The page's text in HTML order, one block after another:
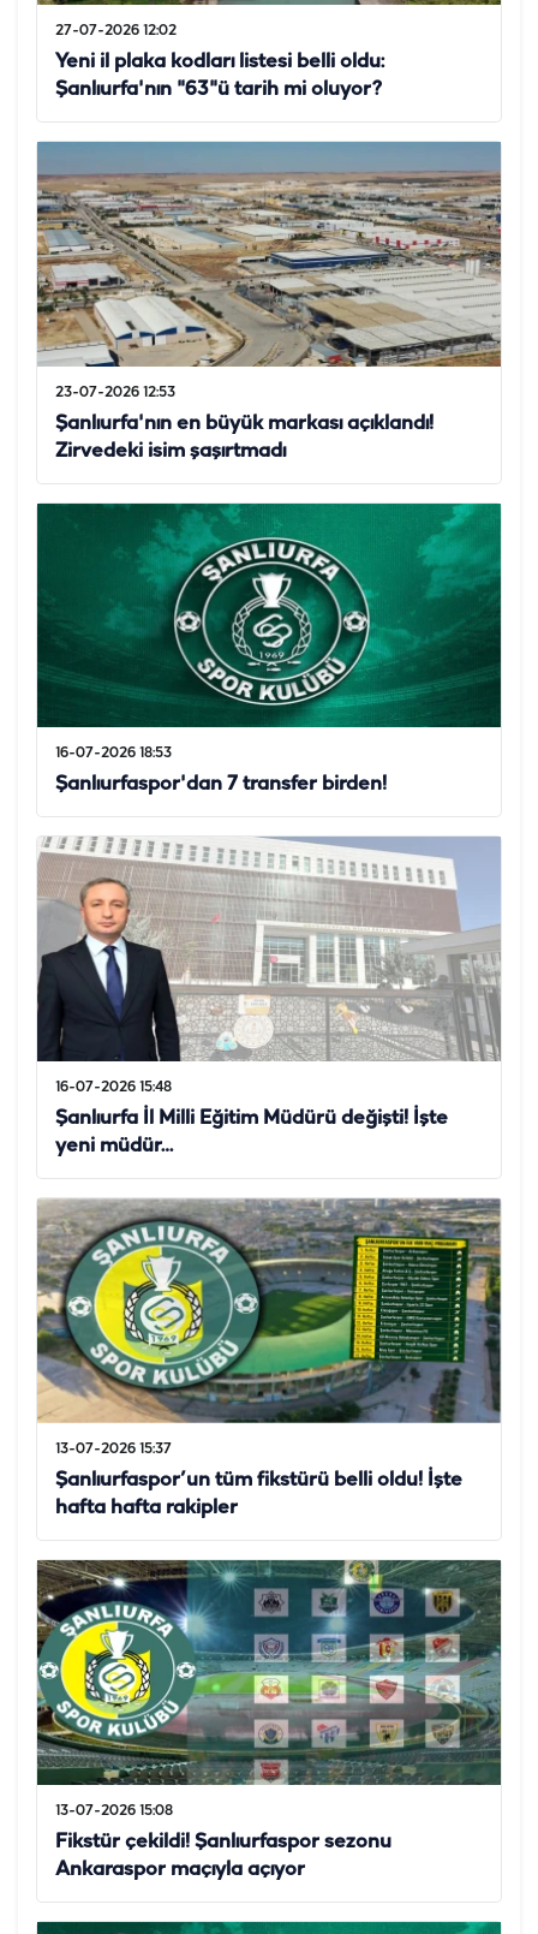
27-07-2026 12:02
Yeni il plaka kodları listesi belli oldu:
Şanlıurfa'nın "63"ü tarih mi oluyor?
23-07-2026 12:53
Şanlıurfa'nın en büyük markası açıklandı!
Zirvedeki isim şaşırtmadı
16-07-2026 18:53
Şanlıurfaspor'dan 7 transfer birden!
16-07-2026 15:48
Şanlıurfa İl Milli Eğitim Müdürü değişti! İşte
yeni müdür…
13-07-2026 15:37
Şanlıurfaspor’un tüm fikstürü belli oldu! İşte
hafta hafta rakipler
13-07-2026 15:08
Fikstür çekildi! Şanlıurfaspor sezonu
Ankaraspor maçıyla açıyor